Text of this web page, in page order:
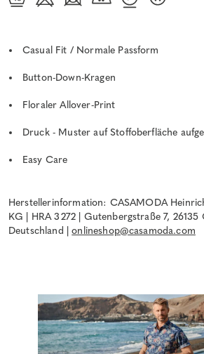
Casual Fit / Normale Passform
Button-Down-Kragen
Floraler Allover-Print
Druck - Muster auf Stoffoberfläche
Easy Care
Herstellerinformation: CASAMODA
KG | HRA 3272 | Gutenbergstraße 7, 26135
Deutschland |onlineshop@casamoda.com